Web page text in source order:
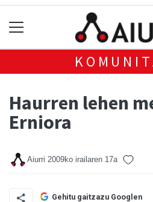
Haurren lehen
Erniora
Aiurri 2009ko irailaren 17a
Gehitu gaitzazu Googlen